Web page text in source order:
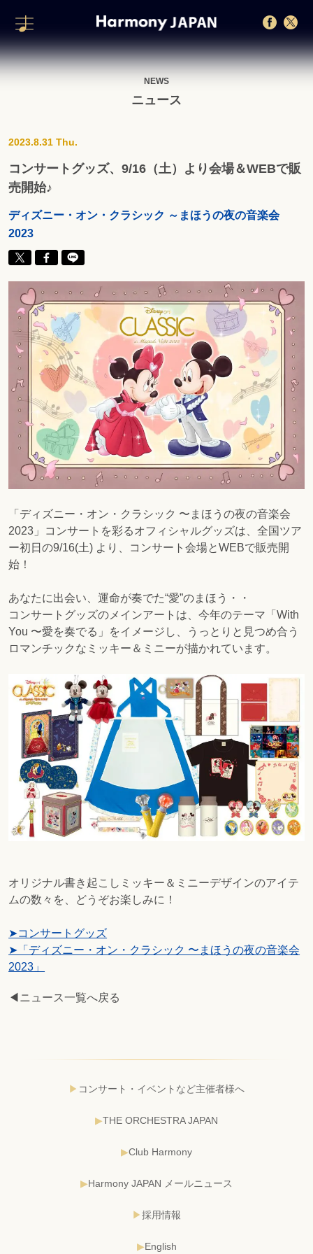
NEWS
ニュース
2023.8.31 Thu.
コンサートグッズ、9/16（土）より会場＆WEBで販
売開始♪
ディズニー・オン・クラシック ～まほうの夜の音楽会
2023
「ディズニー・オン・クラシック 〜まほうの夜の音楽会
2023」コンサートを彩るオフィシャルグッズは、全国ツア
ー初日の9/16(土) より、コンサート会場とWEBで販売開
始！
あなたに出会い、運命が奏でた“愛”のまほう・・
コンサートグッズのメインアートは、今年のテーマ「With
You 〜愛を奏でる」をイメージし、うっとりと見つめ合う
ロマンチックなミッキー＆ミニーが描かれています。
オリジナル書き起こしミッキー＆ミニーデザインのアイテ
ムの数々を、どうぞお楽しみに！
➤コンサートグッズ
➤「ディズニー・オン・クラシック 〜まほうの夜の音楽会
2023」
◀ニュース一覧へ戻る
コンサート・イベントなど主催者様へ
THE ORCHESTRA JAPAN
Club Harmony
Harmony JAPAN メールニュース
採用情報
English